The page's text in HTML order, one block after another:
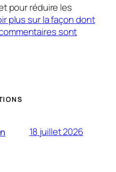
pour réduire les
plus sur la façon dont
sont
18 juillet 2026